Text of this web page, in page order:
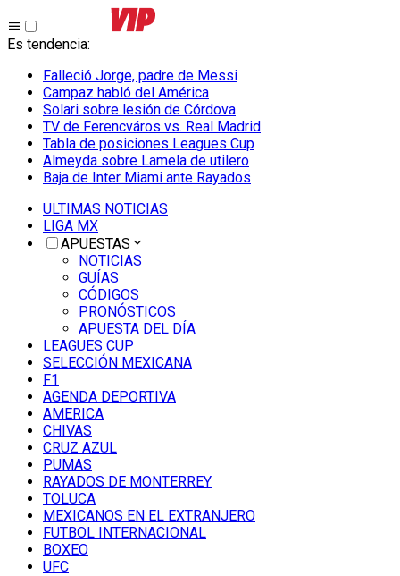
Es tendencia:
Falleció Jorge, padre de Messi
Campaz habló del América
Solari sobre lesión de Córdova
TV de Ferencváros vs. Real Madrid
Tabla de posiciones Leagues Cup
Almeyda sobre Lamela de utilero
Baja de Inter Miami ante Rayados
ULTIMAS NOTICIAS
LIGA MX
APUESTAS
NOTICIAS
GUÍAS
CÓDIGOS
PRONÓSTICOS
APUESTA DEL DÍA
LEAGUES CUP
SELECCIÓN MEXICANA
F1
AGENDA DEPORTIVA
AMERICA
CHIVAS
CRUZ AZUL
PUMAS
RAYADOS DE MONTERREY
TOLUCA
MEXICANOS EN EL EXTRANJERO
FUTBOL INTERNACIONAL
BOXEO
UFC